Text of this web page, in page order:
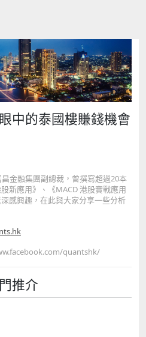
中的泰國樓賺錢機會
金融集團副總裁，曾撰寫超過20本
新應用》、《MACD 港股實戰應用
感興趣，在此與大家分享一些分析
quantshk/
推介